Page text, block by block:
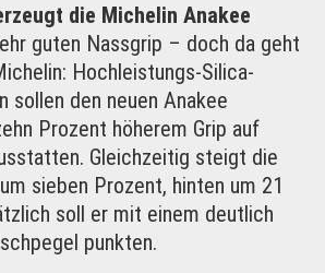
die Michelin Anakee
guten Nassgrip – doch da geht
Hochleistungs-Silica-
sollen den neuen Anakee
Prozent höherem Grip auf
Gleichzeitig steigt die
sieben Prozent, hinten um 21
soll er mit einem deutlich
punkten.